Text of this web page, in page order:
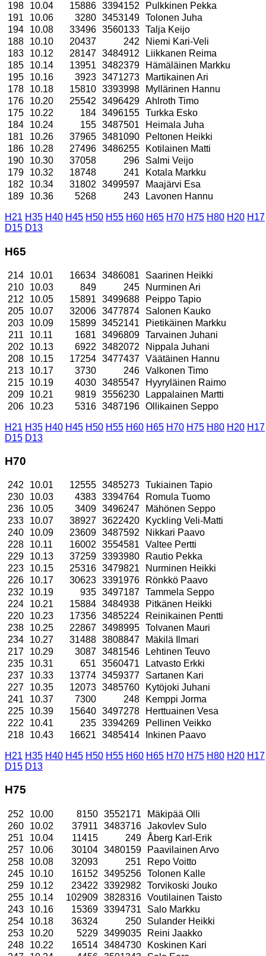
198
10.04 15886 3394152
Pulkkinen Pekka
191
10.06 3280 3453149 Tolonen Juha
194
10.08 33496 3560133 Talja Keijo
188
10.10 20437 242
Niemi Kari-Veli
183
10.12 28147 3484912
Liikkanen Reima
185
10.14 13951 3482379
Hämäläinen Markku
195
10.16 3923 3471273
Martikainen Ari
178
10.18 15810 3393998
Myllärinen Hannu
176
10.20 25542 3496429 Ahlroth Timo
175
10.22 184 3496155 Turkka Esko
184
10.24 155 3487501
Heimala Juha
181
10.26 37965 3481090
Peltonen Heikki
186
10.28 27496 3486255
Kotilainen Matti
190
10.30 37058 296
Salmi Veijo
179
10.32 18748 241
Kotala Markku
182
10.34 31802 3499597
Maajärvi Esa
189
10.36 5268 243 Lavonen Hannu
H21 H35 H40 H45 H50 H55 H60 H65 H70 H75 H80 H20 H17
D15 D13
H65
214 10.01 16634 3486081
Saarinen Heikki
210
10.03 849 245
Nurminen Ari
212
10.05 15891 3499688
Peippo Tapio
205
10.07 32006 3477874
Salonen Kauko
203
10.09 15899 3452141
Pietikäinen Markku
211
10.11 1681 3496809 Tarvainen Juhani
202
10.13 6922 3482072
Nippala Juhani
208
10.15 17254 3477437 Väätäinen Hannu
213
10.17 3730 246 Valkonen Timo
215
10.19 4030 3485547
Hyyryläinen Raimo
209
10.21 9819 3556230
Lappalainen Martti
206
10.23 5316 3487196 Ollikainen Seppo
H21 H35 H40 H45 H50 H55 H60 H65 H70 H75 H80 H20 H17
D15 D13
H70
242 10.01 12555 3485273 Tukiainen Tapio
230
10.03 4383 3394764
Romula Tuomo
236
10.05 3409 3496247
Mähönen Seppo
233
10.07 38927 3622420
Kyckling Veli-Matti
240
10.09 23609 3487592
Nikkari Paavo
228
10.11 16002 3554581
Valtee Pertti
229
10.13 37259 3393980
Rautio Pekka
223
10.15 25316 3479821
Nurminen Heikki
226
10.17 30623 3391976
Rönkkö Paavo
232
10.19 935 3497187 Tammela Seppo
224
10.21 15884 3484938
Pitkänen Heikki
220
10.23 17356 3485224
Reinikainen Pentti
238
10.25 22867 3498995 Tolvanen Mauri
234
10.27 31488 3808847
Mäkilä Ilmari
217
10.29 3087 3481546
Lehtinen Teuvo
235
10.31 651 3560471
Latvasto Erkki
237
10.33 13774 3459377
Sartanen Kari
227
10.35 12073 3485760
Kytöjoki Juhani
241
10.37 7300 248
Kemppi Jorma
225
10.39 15640 3497278
Herttuainen Vesa
222
10.41 235 3394269
Pellinen Veikko
218
10.43 16621 3485414 Inkinen Paavo
H21 H35 H40 H45 H50 H55 H60 H65 H70 H75 H80 H20 H17
D15 D13
H75
252 10.00 8150 3552171
Mäkipää Olli
260
10.02 37911 3483716 Jakovlev Sulo
251
10.04 11415 249 Åberg Karl-Erik
257
10.06 30104 3480159
Paavilainen Arvo
258
10.08 32093 251
Repo Voitto
245
10.10 16152 3495256 Tolonen Kalle
259
10.12 23422 3392982
Torvikoski Jouko
255
10.14 102909 3828316 Voutilainen Taisto
243
10.16 15369 3394731
Salo Markku
254
10.18 36324 250
Sulander Heikki
253
10.20 5229 3499035
Reini Jaakko
248
10.22 16514 3484730
Koskinen Kari